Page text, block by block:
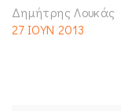
Δημήτρης Λουκάς
27 ΙΟΥΝ 2013